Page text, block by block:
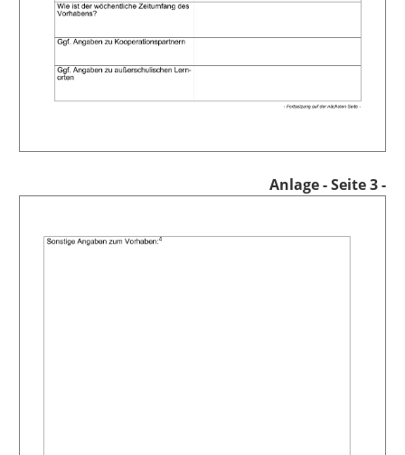
Anlage- Seite 3 -